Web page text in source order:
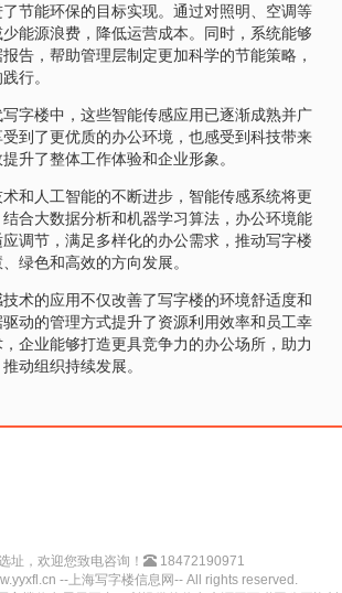
节能环保的目标实现。通过对照明、空调等
能源浪费，降低运营成本。同时，系统能够
告，帮助管理层制定更加科学的节能策略，
行。
字楼中，这些智能传感应用已逐渐成熟并广
到了更优质的办公环境，也感受到科技带来
升了整体工作体验和企业形象。
和人工智能的不断进步，智能传感系统将更
合大数据分析和机器学习算法，办公环境能
调节，满足多样化的办公需求，推动写字楼
绿色和高效的方向发展。
术的应用不仅改善了写字楼的环境舒适度和
动的管理方式提升了资源利用效率和员工幸
企业能够打造更具竞争力的办公场所，助力
动组织持续发展。
址，欢迎您致电咨询！
18472190971
--上海写字楼信息网-- All rights reserved.